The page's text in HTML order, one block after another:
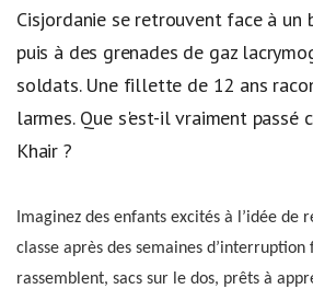
Cisjordanie se retrouvent face à un
puis à des grenades de gaz
soldats. Une fillette de 12 ans
larmes. Que s'est-il vraiment passé
Khair ?
Imaginez des enfants excités à l’idée de
classe après des semaines d’interruption
rassemblent, sacs sur le dos, prêts à